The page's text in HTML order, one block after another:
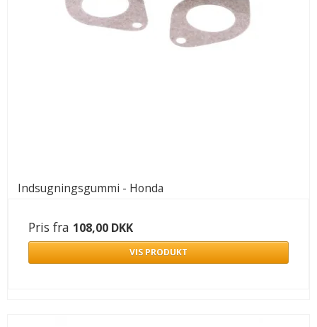
Indsugningsgummi - Honda
Pris fra 108,00 DKK
VIS PRODUKT